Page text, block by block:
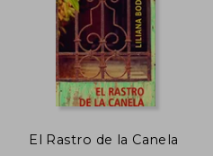
El Rastro de la Canela